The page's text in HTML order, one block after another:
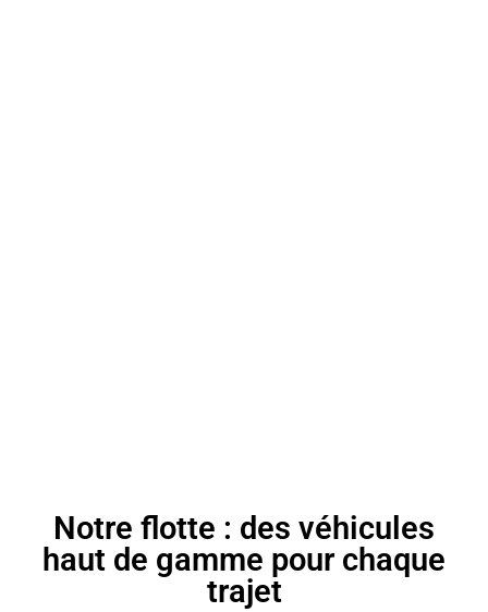
Notre flotte : des véhicules
haut de gamme pour chaque
trajet